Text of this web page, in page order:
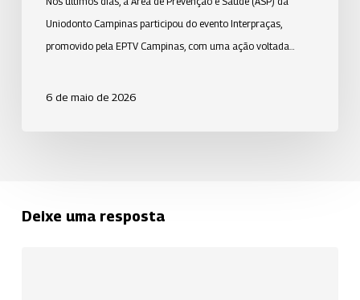
Uniodonto Campinas participou do evento Interpraças,
promovido pela EPTV Campinas, com uma ação voltada…
6 de maio de 2026
Deixe uma resposta